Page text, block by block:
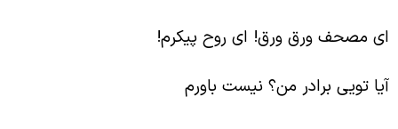
مصحف ورق ورق! ای روح پیکرم!
تویی برادر من؟ نیست باورم